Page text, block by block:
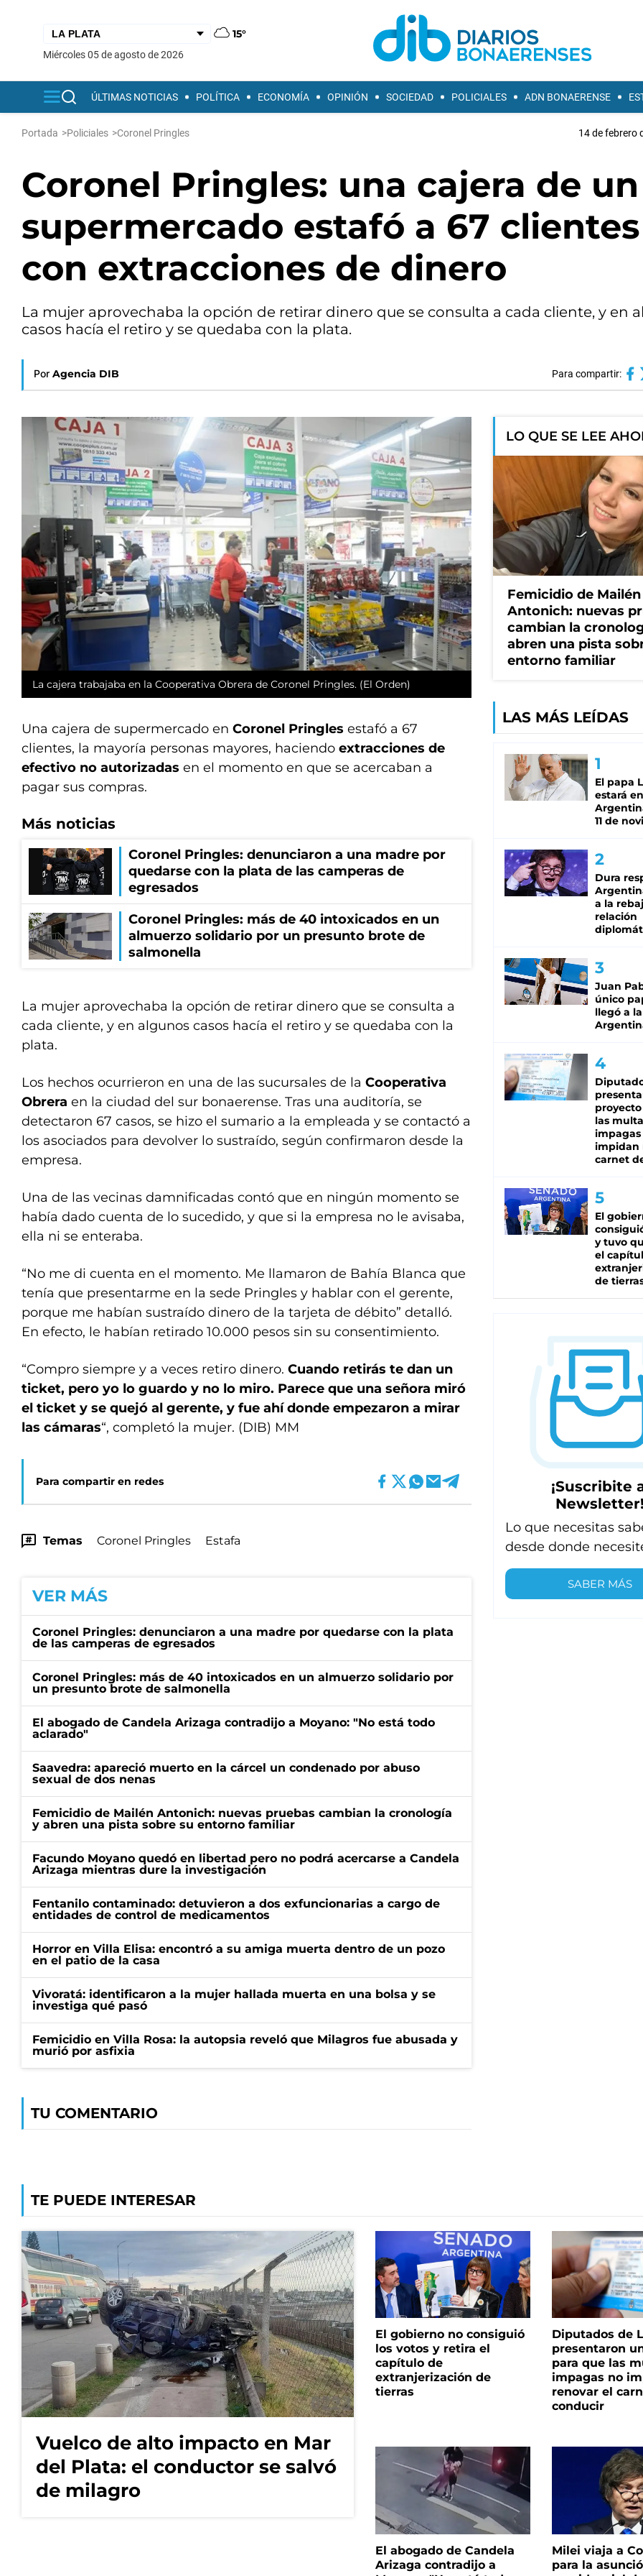
15°
miércoles 05 de agosto de 2026
ÚLTIMAS NOTICIAS POLÍTICA ECONOMÍA OPINIÓN SOCIEDAD POLICIALES ADN BONAERENSE
Portada >Policiales >Coronel Pringles 14 de febrero
Coronel Pringles: una cajera de un
supermercado estafó a 67 clientes
con extracciones de dinero
La mujer aprovechaba la opción de retirar dinero que se consulta a cada cliente, y en
casos hacía el retiro y se quedaba con la plata.
Por Agencia DIB Para compartir:
La cajera trabajaba en la Cooperativa Obrera de Coronel Pringles. (El Orden)
Una cajera de supermercado en Coronel Pringles estafó a 67
clientes, la mayoría personas mayores, haciendo extracciones de
efectivo no autorizadas en el momento en que se acercaban a
pagar sus compras.
Más noticias
Coronel Pringles: denunciaron a una madre por
quedarse con la plata de las camperas de
egresados
Coronel Pringles: más de 40 intoxicados en un
almuerzo solidario por un presunto brote de
salmonella
La mujer aprovechaba la opción de retirar dinero que se consulta a
cada cliente, y en algunos casos hacía el retiro y se quedaba con la
plata.
Los hechos ocurrieron en una de las sucursales de la Cooperativa
Obrera en la ciudad del sur bonaerense. Tras una auditoría, se
detectaron 67 casos, se hizo el sumario a la empleada y se contactó a
los asociados para devolver lo sustraído, según confirmaron desde la
empresa.
Una de las vecinas damnificadas contó que en ningún momento se
había dado cuenta de lo sucedido, y que si la empresa no le avisaba,
ella ni se enteraba.
“No me di cuenta en el momento. Me llamaron de Bahía Blanca que
tenía que presentarme en la sede Pringles y hablar con el gerente,
porque me habían sustraído dinero de la tarjeta de débito” detalló.
En efecto, le habían retirado 10.000 pesos sin su consentimiento.
“Compro siempre y a veces retiro dinero. Cuando retirás te dan un
ticket, pero yo lo guardo y no lo miro. Parece que una señora miró
el ticket y se quejó al gerente, y fue ahí donde empezaron a mirar
las cámaras“, completó la mujer. (DIB) MM
Para compartir en redes
Temas Coronel Pringles Estafa
VER MÁS
Coronel Pringles: denunciaron a una madre por quedarse con la plata
de las camperas de egresados
Coronel Pringles: más de 40 intoxicados en un almuerzo solidario por
un presunto brote de salmonella
El abogado de Candela Arizaga contradijo a Moyano: "No está todo
aclarado"
Saavedra: apareció muerto en la cárcel un condenado por abuso
sexual de dos nenas
Femicidio de Mailén Antonich: nuevas pruebas cambian la cronología
y abren una pista sobre su entorno familiar
Facundo Moyano quedó en libertad pero no podrá acercarse a Candela
Arizaga mientras dure la investigación
Fentanilo contaminado: detuvieron a dos exfuncionarias a cargo de
entidades de control de medicamentos
Horror en Villa Elisa: encontró a su amiga muerta dentro de un pozo
en el patio de la casa
Vivoratá: identificaron a la mujer hallada muerta en una bolsa y se
investiga qué pasó
Femicidio en Villa Rosa: la autopsia reveló que Milagros fue abusada y
murió por asfixia
TU COMENTARIO
LO QUE SE LEE
Femicidio de Mailén
Antonich: nuevas
cambian la
abren una pista
entorno familiar
LAS MÁS LEÍDAS
El papa
estará
11 de
Dura
a la
relación
Juan
único
llegó a la
las
impagas
impidan
carnet
El
y tuvo
el
de
¡Suscribite
Newsletter!
Lo que necesitas
desde donde
SABER MÁS
TE PUEDE INTERESAR
Vuelco de alto impacto en Mar
del Plata: el conductor se salvó
de milagro
El gobierno no consiguió
los votos y retira el
capítulo de
extranjerización de
tierras
Diputados de
presentaron
para que las
impagas no
renovar el
conducir
El abogado de Candela
Arizaga contradijo a
Milei viaja a
para la